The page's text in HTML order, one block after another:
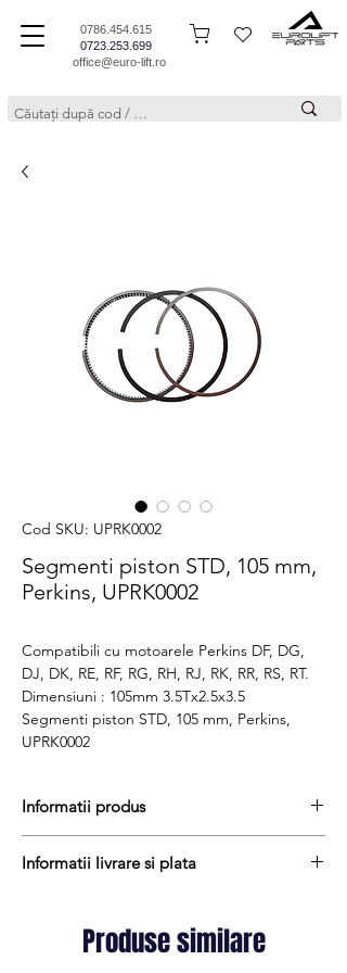
0786.454.615
0723.253.699
office@euro-lift.ro
Cod SKU: UPRK0002
Segmenti piston STD, 105 mm,
Perkins, UPRK0002
Compatibili cu motoarele Perkins DF, DG,
DJ, DK, RE, RF, RG, RH, RJ, RK, RR, RS, RT.
Dimensiuni : 105mm 3.5Tx2.5x3.5
Segmenti piston STD, 105 mm, Perkins,
UPRK0002
Informatii produs
livrare
Cod produs : UPRK0002
Informatii livrare si plata
expediate in termen de 1 - 2 zile lucratoare
iar termenul de livrare pentru produsele
Produse similare